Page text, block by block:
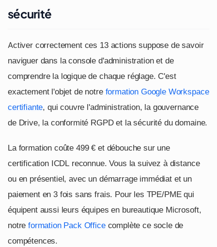
sécurité
Activer correctement ces 13 actions suppose de savoir
naviguer dans la console d'administration et de
comprendre la logique de chaque réglage. C'est
exactement l'objet de notre formation Google Workspace
certifiante, qui couvre l'administration, la gouvernance
de Drive, la conformité RGPD et la sécurité du domaine.
La formation coûte 499 € et débouche sur une
certification ICDL reconnue. Vous la suivez à distance
ou en présentiel, avec un démarrage immédiat et un
paiement en 3 fois sans frais. Pour les TPE/PME qui
équipent aussi leurs équipes en bureautique Microsoft,
notreformation Pack Officecomplète ce socle de
compétences.